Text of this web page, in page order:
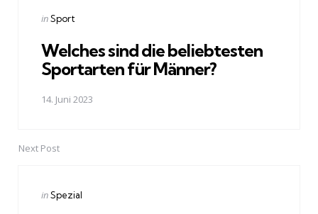
Posted
inSport
Welches sind die beliebtesten
Sportarten für Männer?
14. Juni 2023
Next Post
Posted
inSpezial